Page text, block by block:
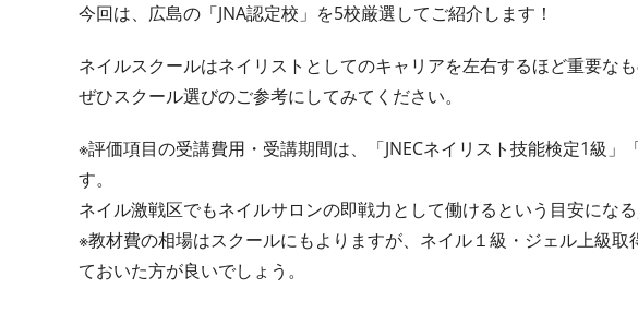
今回は、広島の「JNA認定校」を5校厳選してご紹介します！
ネイルスクールはネイリストとしてのキャリアを左右するほど重要な
ぜひスクール選びのご参考にしてみてください。
※評価項目の受講費用・受講期間は、「JNECネイリスト技能検定1級」
す。
ネイル激戦区でもネイルサロンの即戦力として働けるという目安になる
※教材費の相場はスクールにもよりますが、ネイル１級・ジェル上級
ておいた方が良いでしょう。